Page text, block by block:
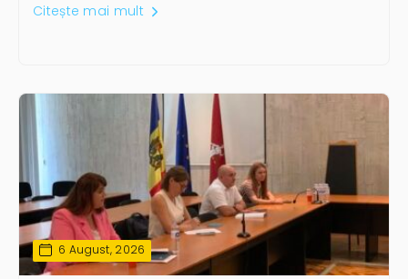
Citește mai mult
6 August, 2026